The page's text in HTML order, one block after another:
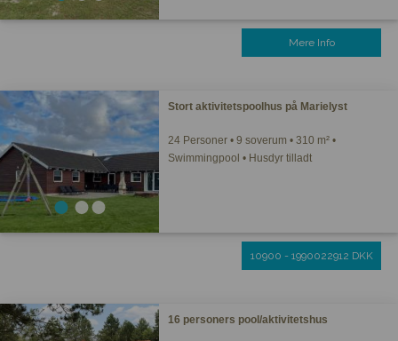
Mere Info
Stort aktivitetspoolhus på Marielyst
24 Personer • 9 soverum • 310 m² •
Swimmingpool • Husdyr tilladt
10900 - 1990022912 DKK
16 personers pool/aktivitetshus